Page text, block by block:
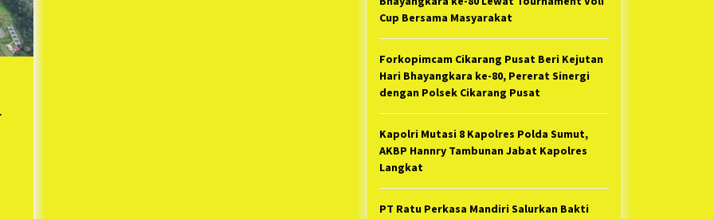
1 tahun ago
Cup Bersama Masyarakat
Forkopimcam Cikarang Pusat Beri Kejutan
Hari Bhayangkara ke-80, Pererat Sinergi
dengan Polsek Cikarang Pusat
Kapolri Mutasi 8 Kapolres Polda Sumut,
AKBP Hannry Tambunan Jabat Kapolres
Langkat
PT Ratu Perkasa Mandiri Salurkan Bakti